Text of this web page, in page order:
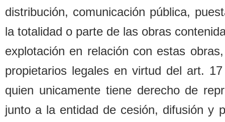
distribución, comunicación pública,
la totalidad o parte de las obras
explotación en relación con estas ob
propietarios legales en virtud del art.
quien unicamente tiene derecho de
junto a la entidad de cesión, difusión y